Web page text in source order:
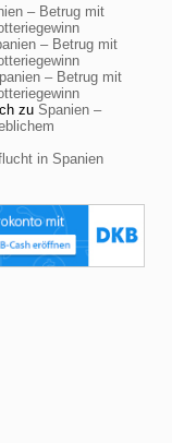
– Betrug mit
– Betrug mit
– Betrug mit
zu Spanien –
in Spanien